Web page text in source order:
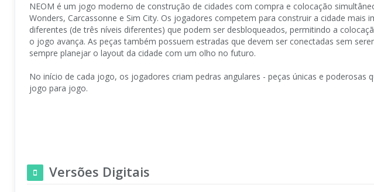
NEOM é um jogo moderno de construção de cidades com compra e colocação
Wonders, Carcassonne e Sim City. Os jogadores competem para construir a cidade mais
diferentes (de três níveis diferentes) que podem ser desbloqueados, permitindo a
o jogo avança. As peças também possuem estradas que devem ser conectadas sem
sempre planejar o layout da cidade com um olho no futuro.
No início de cada jogo, os jogadores criam pedras angulares - peças únicas e
jogo para jogo.
Versões Digitais